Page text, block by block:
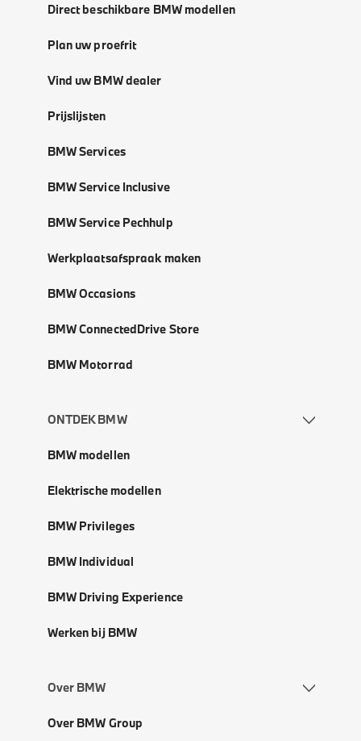
Direct beschikbare BMW modellen
Plan uw proefrit
Vind uw BMW dealer
Prijslijsten
BMW Services
BMW Service Inclusive
BMW Service Pechhulp
Werkplaatsafspraak maken
BMW Occasions
BMW ConnectedDrive Store
BMW Motorrad
ONTDEK BMW
BMW modellen
Elektrische modellen
BMW Privileges
BMW Individual
BMW Driving Experience
Werken bij BMW
Over BMW
Over BMW Group